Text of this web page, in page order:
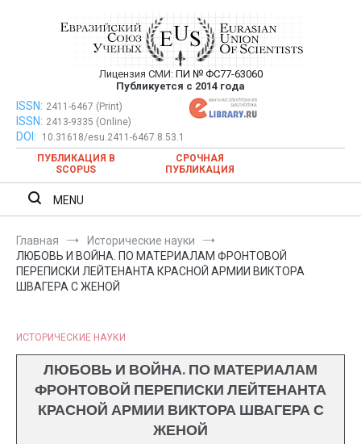
Евразийский Союз Ученых —
публикация научных статей в
ежемесячном научном журнале
Лицензия СМИ: ПИ № ФС77-63060
Публикуется с 2014 года
Евразийский Союз Ученых — публикация научных статей в
ежемесячном научном журнале
ISSN: 2411-6467 (Print)
ISSN: 2413-9335 (Online)
DOI:
10.31618/esu.2411-6467.8.53.1
ПУБЛИКАЦИЯ В
SCOPUS
СРОЧНАЯ
ПУБЛИКАЦИЯ
MENU
Главная
Исторические науки
ЛЮБОВЬ И ВОЙНА. ПО МАТЕРИАЛАМ ФРОНТОВОЙ
ПЕРЕПИСКИ ЛЕЙТЕНАНТА КРАСНОЙ АРМИИ ВИКТОРА
ШВАГЕРА С ЖЕНОЙ
ИСТОРИЧЕСКИЕ НАУКИ
ЛЮБОВЬ И ВОЙНА. ПО МАТЕРИАЛАМ
ФРОНТОВОЙ ПЕРЕПИСКИ ЛЕЙТЕНАНТА
КРАСНОЙ АРМИИ ВИКТОРА ШВАГЕРА С
ЖЕНОЙ